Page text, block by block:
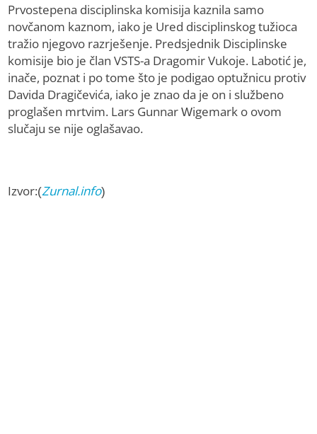
Prvostepena disciplinska komisija kaznila samo
novčanom kaznom, iako je Ured disciplinskog tužioca
tražio njegovo razrješenje. Predsjednik Disciplinske
komisije bio je član VSTS-a Dragomir Vukoje. Labotić je,
inače, poznat i po tome što je podigao optužnicu protiv
Davida Dragičevića, iako je znao da je on i službeno
proglašen mrtvim. Lars Gunnar Wigemark o ovom
slučaju se nije oglašavao.
Izvor:(Zurnal.info)